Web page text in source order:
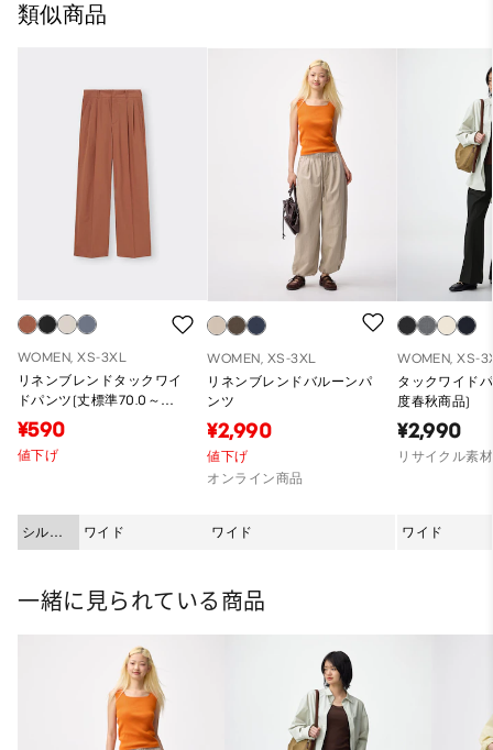
類似商品
WOMEN, XS-3XL
リネンブレンドタックワイ
ドパンツ(丈標準70.0～
74.0cm)
¥590
値下げ
シルエ
ット
ワイド
WOMEN, XS-3XL
リネンブレンドバルーンパ
ンツ
¥2,990
値下げ
オンライン商品
ワイド
WOMEN, XS-
タックワイド
度春秋商品)
¥2,990
リサイクル素材
ワイド
一緒に見られている商品